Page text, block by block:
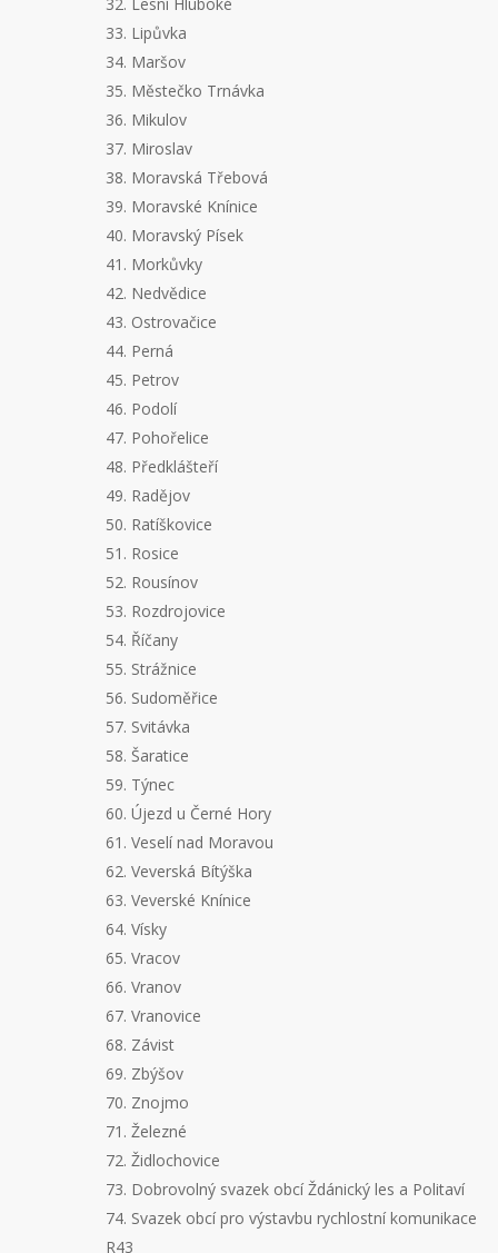
33. Lipůvka
34. Maršov
35. Městečko Trnávka
36. Mikulov
37. Miroslav
38. Moravská Třebová
39. Moravské Knínice
40. Moravský Písek
41. Morkůvky
42. Nedvědice
43. Ostrovačice
44. Perná
45. Petrov
46. Podolí
47. Pohořelice
48. Předklášteří
49. Radějov
50. Ratíškovice
51. Rosice
52. Rousínov
53. Rozdrojovice
54. Říčany
55. Strážnice
56. Sudoměřice
57. Svitávka
58. Šaratice
59. Týnec
60. Újezd u Černé Hory
61. Veselí nad Moravou
62. Veverská Bítýška
63. Veverské Knínice
64. Vísky
65. Vracov
66. Vranov
67. Vranovice
68. Závist
69. Zbýšov
70. Znojmo
71. Železné
72. Židlochovice
73. Dobrovolný svazek obcí Ždánický les a Politaví
74. Svazek obcí pro výstavbu rychlostní komunikace
R43